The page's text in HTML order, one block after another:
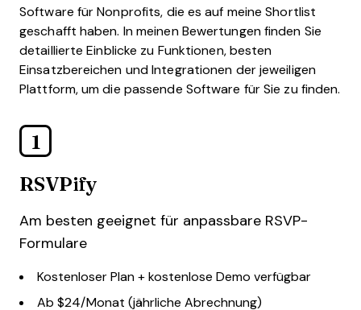
Software für Nonprofits, die es auf meine Shortlist
geschafft haben. In meinen Bewertungen finden Sie
detaillierte Einblicke zu Funktionen, besten
Einsatzbereichen und Integrationen der jeweiligen
Plattform, um die passende Software für Sie zu finden.
1
RSVPify
Am besten geeignet für anpassbare RSVP-
Formulare
Kostenloser Plan + kostenlose Demo verfügbar
Ab $24/Monat (jährliche Abrechnung)